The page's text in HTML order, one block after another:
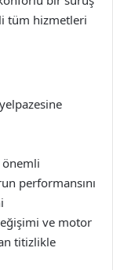
tüm hizmetleri
önemli
performansını
ve motor
titizlikle